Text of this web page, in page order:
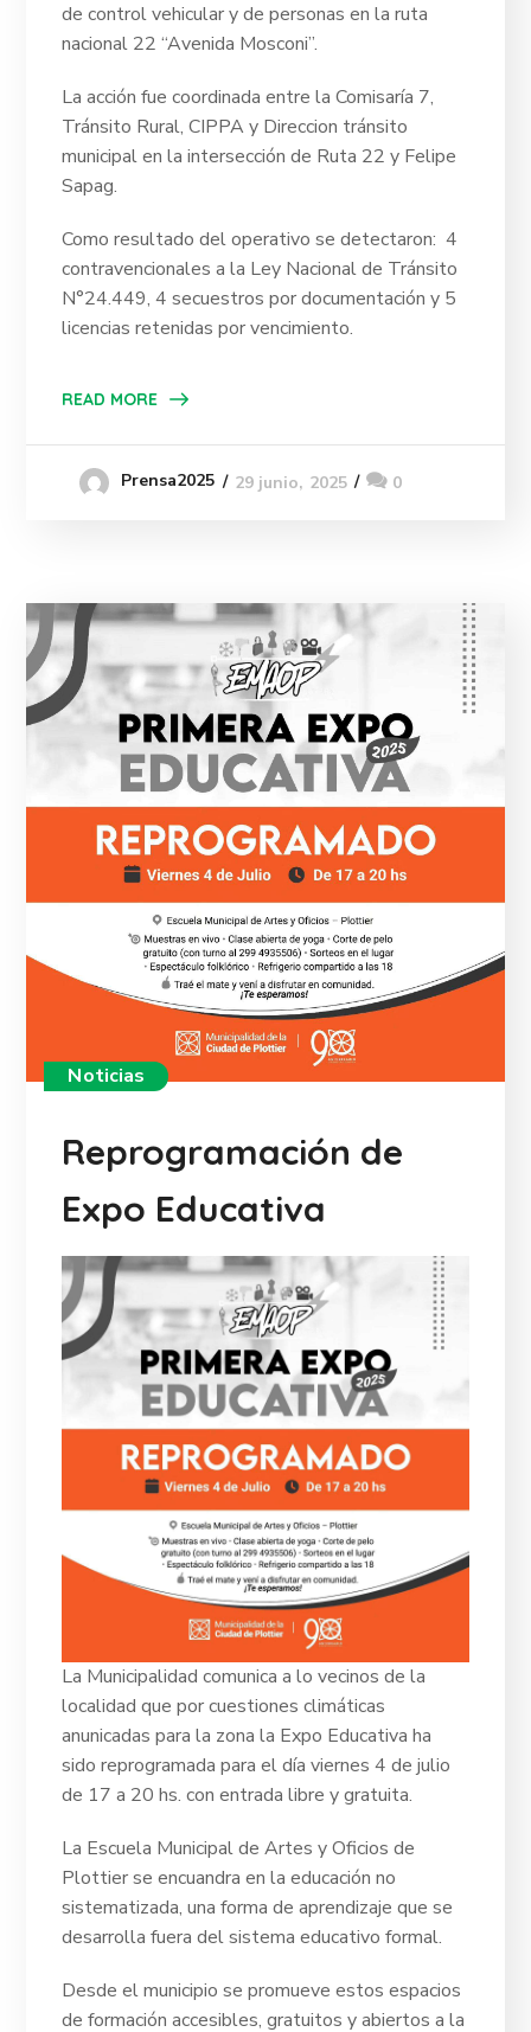
de control vehicular y de personas en la ruta
nacional 22 “Avenida Mosconi”.
La acción fue coordinada entre la Comisaría 7,
Tránsito Rural, CIPPA y Direccion tránsito
municipal en la intersección de Ruta 22 y Felipe
Sapag.
Como resultado del operativo se detectaron:4
contravencionalesa la Ley Nacional de Tránsito
N°24.449, 4 secuestros por documentación y 5
licencias retenidas por vencimiento.
READ MORE
Prensa2025 29 junio, 2025 0
Noticias
Reprogramación de
Expo Educativa
La Municipalidad comunica a lo vecinos de la
localidad que por cuestiones climáticas
anunicadas para la zona la Expo Educativa ha
sido reprogramada para el día viernes 4 de julio
de 17 a 20 hs. con entrada libre y gratuita.
La Escuela Municipal de Artes y Oficios de
Plottier se encuandra enla educación no
sistematizada, una forma de aprendizaje que se
desarrolla fuera del sistema educativo formal.
Desde el municipio se promueve estos espacios
de formación accesibles, gratuitos y abiertos a la